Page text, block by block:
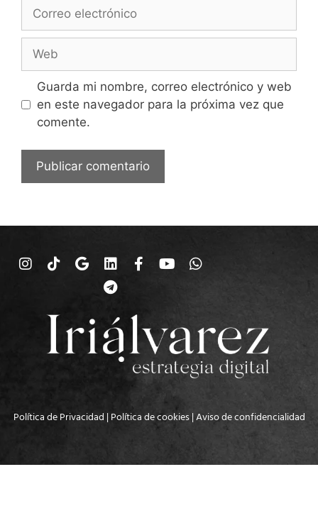
Guarda mi nombre, correo electrónico y web
en este navegador para la próxima vez que
comente.
Política de Privacidad | Política de cookies|Aviso de confidencialidad